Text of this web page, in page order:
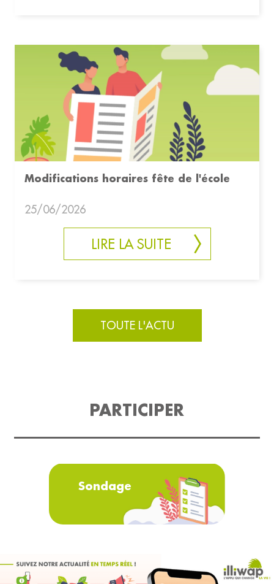
Modifications horaires fête de l'école
25/06/2026
LIRE LA SUITE
TOUTE L'ACTU
PARTICIPER
Sondage